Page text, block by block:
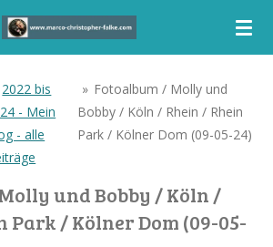
2022 bis
- Mein
- alle
» Fotoalbum / Molly und
Bobby / Köln / Rhein / Rhein
Park / Kölner Dom (09-05-24)
und Bobby / Köln /
Park / Kölner Dom (09-05-